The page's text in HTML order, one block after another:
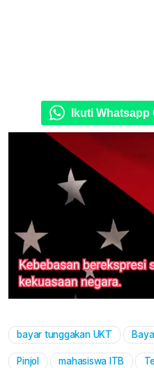
Ikuti
bayar tunggakan UKT
Pinjol mahasiswa ITB